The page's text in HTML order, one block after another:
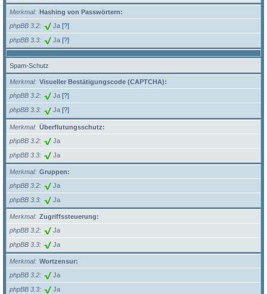
Merkmal
Hashing von Passwörtern:
phpBB 3.2
Ja [?]
phpBB 3.3 Ja [?]
Spam-Schutz
Merkmal
Visueller Bestätigungscode (CAPTCHA):
phpBB 3.2
Ja [?]
phpBB 3.3 Ja [?]
Merkmal
Überflutungsschutz:
phpBB 3.2
Ja
phpBB 3.3 Ja
Merkmal
Gruppen:
phpBB 3.2
Ja
phpBB 3.3 Ja
Merkmal
Zugriffssteuerung:
phpBB 3.2
Ja
phpBB 3.3 Ja
Merkmal
Wortzensur:
phpBB 3.2
Ja
phpBB 3.3 Ja